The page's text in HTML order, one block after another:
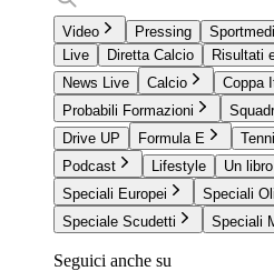
Video Pressing
Live
Diretta Calcio
Risultati
News Live
Calcio Coppa
Probabili Formazioni
Drive UP
Formula E
Podcast
Lifestyle
Un
Speciali Europei
Speciali
Speciale Scudetti
Speciali
Seguici anche su